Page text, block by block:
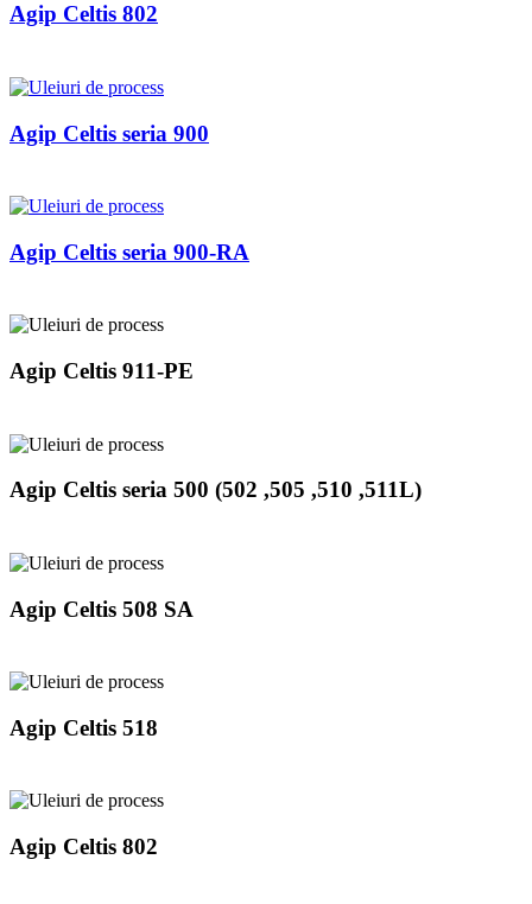
Agip Celtis 802
Agip Celtis seria 900
Agip Celtis seria 900-RA
Agip Celtis 911-PE
Agip Celtis seria 500 (502 ,505 ,510 ,511L)
Agip Celtis 508 SA
Agip Celtis 518
Agip Celtis 802